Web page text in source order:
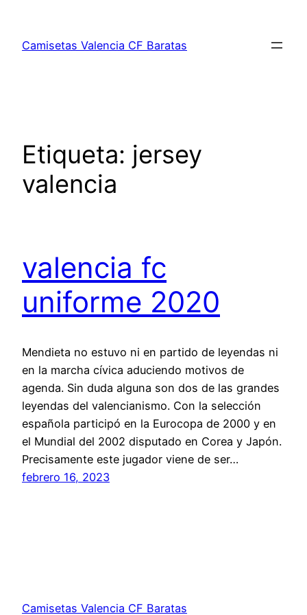
contenido
Camisetas Valencia CF Baratas
Etiqueta: jersey
valencia
valencia fc
uniforme 2020
Mendieta no estuvo ni en partido de leyendas ni
en la marcha cívica aduciendo motivos de
agenda. Sin duda alguna son dos de las grandes
leyendas del valencianismo. Con la selección
española participó en la Eurocopa de 2000 y en
el Mundial del 2002 disputado en Corea y Japón.
Precisamente este jugador viene de ser…
febrero 16, 2023
Camisetas Valencia CF Baratas